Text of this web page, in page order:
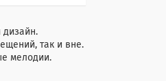
дизайн.
так и вне.
мелодии.